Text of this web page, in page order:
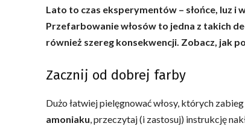
Lato to czas eksperymentów – słońce, luz i
Przefarbowanie włosów to jedna z takich
również szereg konsekwencji. Zobacz, jak
Zacznij od dobrej farby
Dużo łatwiej pielęgnować włosy, których
amoniaku, przeczytaj (i zastosuj) instrukcję